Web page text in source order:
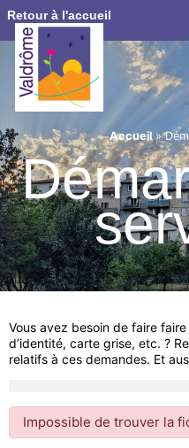
Retour à l'accueil
Accueil»
Vous avez besoin de faire
d’identité, carte grise, etc. ?
relatifs à ces demandes. Et
Impossible de trouver la